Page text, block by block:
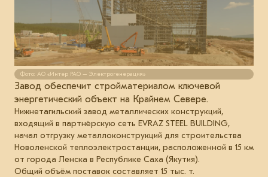
Фото: АО «Интер РАО – Электрогенерация»
Завод обеспечит стройматериалом ключевой
энергетический объект на Крайнем Севере.
Нижнетагильский завод металлических конструкций,
входящий в партнёрскую сеть EVRAZ STEEL BUILDING,
начал отгрузку металлоконструкций для строительства
Новоленской теплоэлектростанции, расположенной в 15 км
от города Ленска в Республике Саха (Якутия).
Общий объём поставок составляет 15 тыс. т.